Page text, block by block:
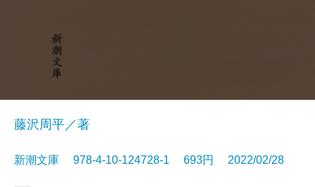
藤沢周平／著
新潮文庫 978-4-10-124728-1 693円 2022/02/28